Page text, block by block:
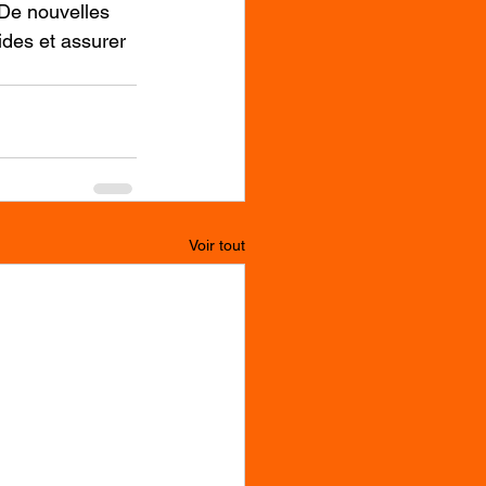
nouvelles
et assurer
Voir tout